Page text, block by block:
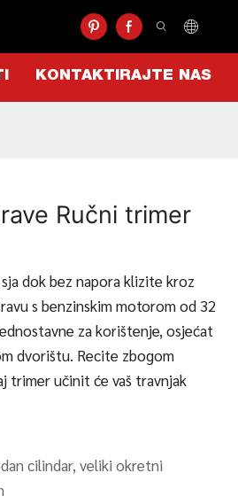
KONTAKTIRAJTE NAS
Ručni trimer
dok bez napora klizite kroz
s benzinskim motorom od 32
za korištenje, osjećat
dvorištu. Recite zbogom
trimer učinit će vaš travnjak
cilindar, veliki okretni